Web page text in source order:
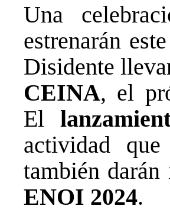
Una
estrenarán
Disidente
CEINA, el
El
actividad
también
ENOI 2024.